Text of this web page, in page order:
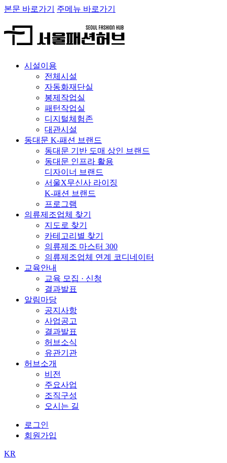
본문 바로가기 주메뉴 바로가기
시설이용
전체시설
자동화재단실
봉제작업실
패턴작업실
디지털체험존
대관시설
동대문 K-패션 브랜드
동대문 기반 도매 상인 브랜드
동대문 인프라 활용
디자이너 브랜드
서울X무신사 라이징
K-패션 브랜드
프로그램
의류제조업체 찾기
지도로 찾기
카테고리별 찾기
의류제조 마스터 300
의류제조업체 연계 코디네이터
교육안내
교육 모집 · 신청
결과발표
알림마당
공지사항
사업공고
결과발표
허브소식
유관기관
허브소개
비전
주요사업
조직구성
오시는 길
로그인
회원가입
KR